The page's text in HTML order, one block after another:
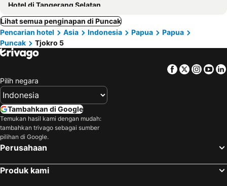
Hotel di Tangerang Selatan
Lihat semua penginapan di Puncak
Pencarian hotel
Asia Indonesia Papua
Papua
Puncak
Tjokro 5
Facebook
Twitter
Pilih negara
Tambahkan di Google
Temukan hasil kami dengan mudah:
tambahkan trivago sebagai sumber
pilihan di Google.
Perusahaan
Produk kami